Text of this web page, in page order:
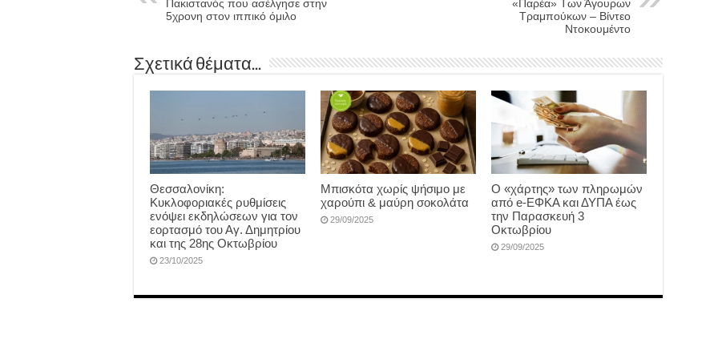
Πακιστανός που ασέλγησε στην
5χρονη στον ιππικό όμιλο
«Παρέα» Των Άγουρων
Τραμπούκων – Βίντεο
Ντοκουμέντο
Σχετικά θέματα...
Θεσσαλονίκη:
Κυκλοφοριακές ρυθμίσεις
ενόψει εκδηλώσεων για τον
εορτασμό του Αγ. Δημητρίου
και της 28ης Οκτωβρίου
23/10/2025
Μπισκότα χωρίς ψήσιμο με
χαρούπι & μαύρη σοκολάτα
29/09/2025
Ο «χάρτης» των πληρωμών
από e-ΕΦΚΑ και ΔΥΠΑ έως
την Παρασκευή 3
Οκτωβρίου
29/09/2025